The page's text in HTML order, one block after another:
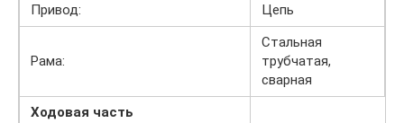
Привод:
Цепь
Рама:
Стальная
трубчатая,
сварная
Ходовая часть